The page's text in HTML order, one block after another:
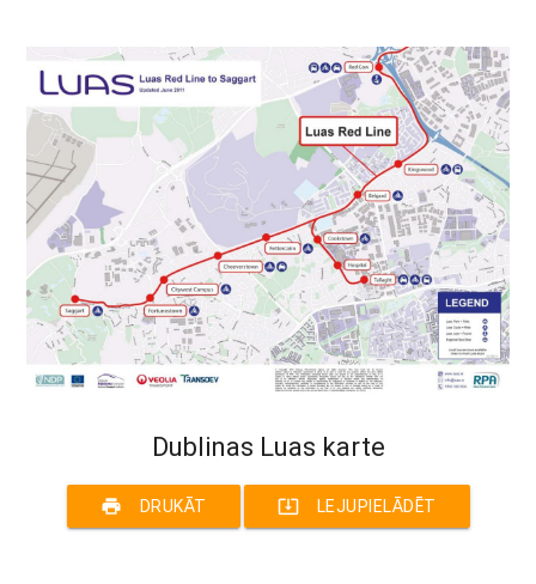
Dublinas Luas karte
print DRUKĀT system_update_alt LEJUPIELĀDĒT